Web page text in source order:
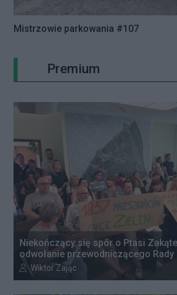
Mistrzowie parkowania #107
Premium
Niekończący się spór o Ptasi
odwołanie przewodniczącego
Autor artykułu:
Wiktor Zając